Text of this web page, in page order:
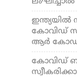
ഇന്ത്യയില്‍
കോവിഡ്
ആര്‍
കോവിഡ്